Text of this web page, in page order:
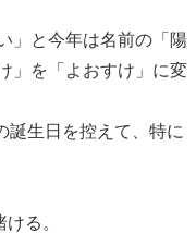
」と今年は名前の「陽
」を「よおすけ」に変
誕生日を控えて、特に
る。